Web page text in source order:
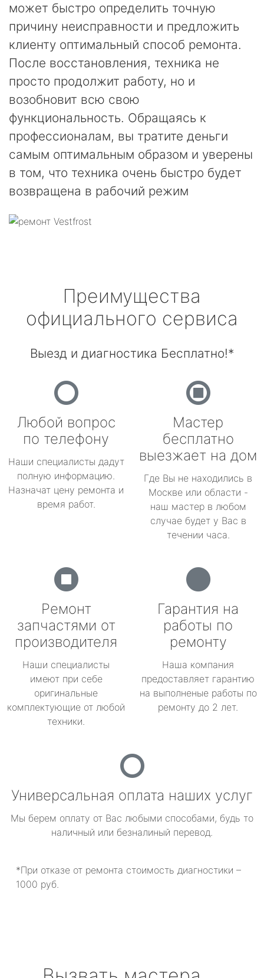
может быстро определить точную
причину неисправности и предложить
клиенту оптимальный способ ремонта.
После восстановления, техника не
просто продолжит работу, но и
возобновит всю свою
функциональность. Обращаясь к
профессионалам, вы тратите деньги
самым оптимальным образом и уверены
в том, что техника очень быстро будет
возвращена в рабочий режим
Преимущества
официального сервиса
Выезд и диагностика Бесплатно!*
Любой вопрос
по телефону
Наши специалисты дадут
полную информацию.
Назначат цену ремонта и
время работ.
Мастер
бесплатно
выезжает на дом
Где Вы не находились в
Москве или области -
наш мастер в любом
случае будет у Вас в
течении часа.
Ремонт
запчастями от
производителя
Наши специалисты
имеют при себе
оригинальные
комплектующие от любой
техники.
Гарантия на
работы по
ремонту
Наша компания
предоставляет гарантию
на выполненые работы по
ремонту до 2 лет.
Универсальная оплата наших услуг
Мы берем оплату от Вас любыми способами, будь то
наличный или безналиный перевод.
*При отказе от ремонта стоимость диагностики –
1000 руб.